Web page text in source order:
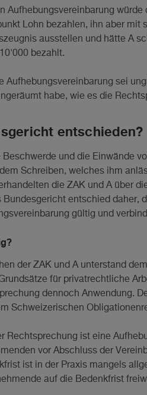
Aufhebungsvereinbarung
Lohn bezahlen, ihn aber
ausstellen und hätte A
bezahlt.
Aufhebungsvereinbarung sei
habe, wie es die
entschieden?
und die Einwände
Schreiben, welches ihm
die ZAK und A über
Bundesgericht entschied daher,
gültig und
der ZAK und A unterstand
für privatrechtliche
dennoch Anwendung.
Schweizerischen
Rechtsprechung ist eine
vor Abschluss der
ist in der Praxis mangels
auf die Bedenkfrist